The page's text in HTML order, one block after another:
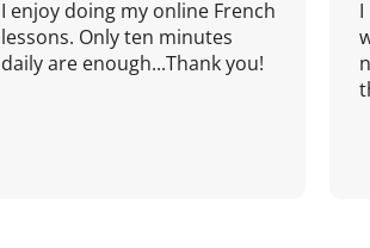
I enjoy doing my online French
lessons. Only ten minutes
daily are enough...Thank you!